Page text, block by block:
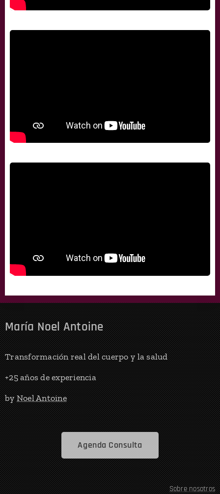
María Noel Antoine
Transformación real del cuerpo y la salud
+25 años de experiencia
byNoel Antoine
Agenda Consulta
Sobre nosotros